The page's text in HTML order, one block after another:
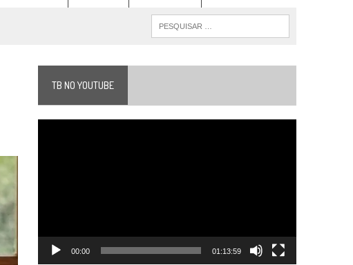
TB NO YOUTUBE
00:00 01:13:59